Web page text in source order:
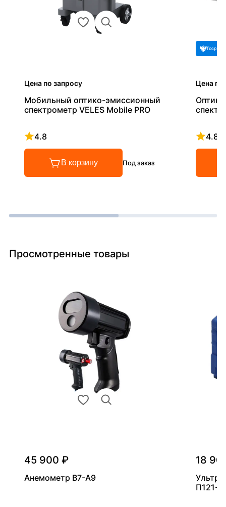
Цена по запросу
Мобильный оптико-эмиссионный
спектрометр VELES Mobile PRO
4.8
Рейтинг 4.8 из 5
В корзину Под заказ
Цена по
4.8
Просмотренные товары
45 900 ₽
Анемометр В7-А9
18
П121-